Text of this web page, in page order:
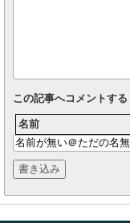
この記事へコメントする
名前